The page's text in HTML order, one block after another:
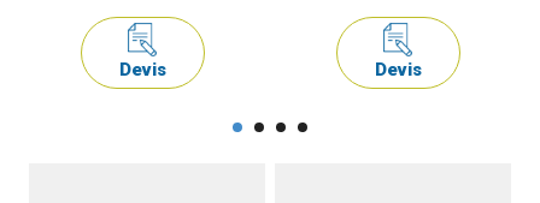
Devis Devis